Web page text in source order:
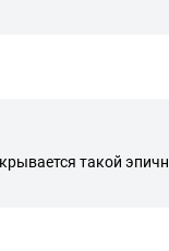
такой